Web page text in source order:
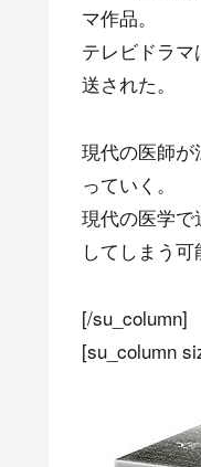
マ作品。
テレビドラ
送された。
現代の医師
っていく。
現代の医学
してしまう可
[/su_column]
[su_column